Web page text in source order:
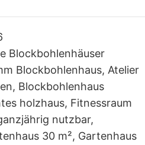
Blockbohlenhäuser
Blockbohlenhaus, Atelier
, Blockbohlenhaus
holzhaus, Fitnessraum
nutzbar,
30 m², Gartenhaus